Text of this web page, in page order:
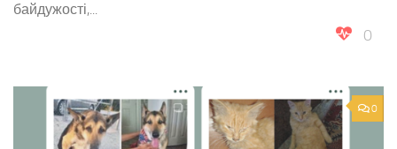
байдужості,...
0
0